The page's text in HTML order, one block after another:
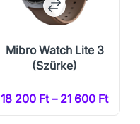
Mibro Watch Lite 3
(Szürke)
18 200 Ft – 21 600 Ft